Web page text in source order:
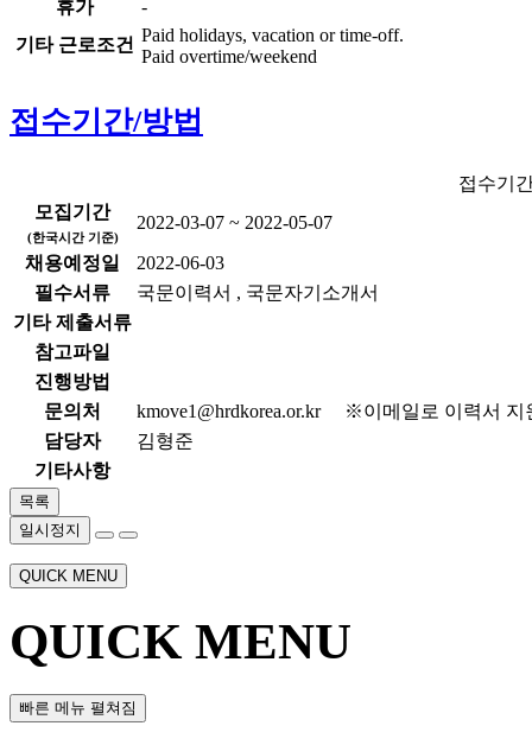
휴가
-
기타 근로조건 Paid holidays, vacation or time-off.
Paid overtime/weekend
접수기간/방법
접수기
모집기간
(한국시간 기준)
2022-03-07 ~ 2022-05-07
채용예정일
2022-06-03
필수서류
국문이력서 , 국문자기소개서
기타 제출서류
참고파일
진행방법
문의처
kmove1@hrdkorea.or.kr
※이메일로 이력서 지
담당자
김형준
기타사항
목록
일시정지
QUICK MENU
QUICK MENU
빠른 메뉴 펼쳐짐